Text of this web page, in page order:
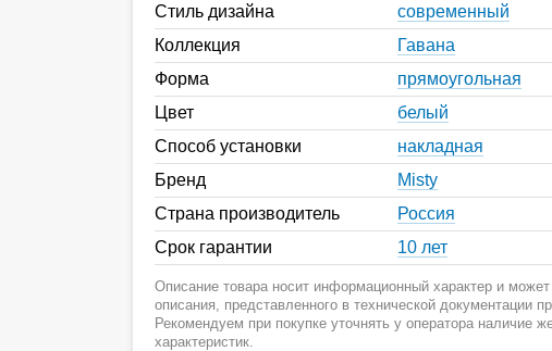
Стиль дизайна
современный
Коллекция
Гавана
Форма
прямоугольная
Цвет
белый
Способ установки
накладная
Бренд
Misty
Страна производитель
Россия
Срок гарантии
10 лет
Описание товара носит информационный характер и может
описания, представленного в технической документации
Рекомендуем при покупке уточнять у оператора наличие
характеристик.